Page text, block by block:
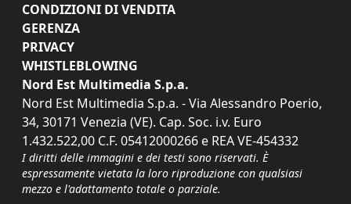
CONDIZIONI DI VENDITA
GERENZA
PRIVACY
WHISTLEBLOWING
Nord Est Multimedia S.p.a.
Nord Est Multimedia S.p.a. - Via Alessandro Poerio,
34, 30171 Venezia (VE). Cap. Soc. i.v. Euro
1.432.522,00 C.F. 05412000266 e REA VE-454332
I diritti delle immagini e dei testi sono riservati. È
espressamente vietata la loro riproduzione con qualsiasi
mezzo e l'adattamento totale o parziale.